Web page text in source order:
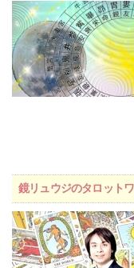
鏡リュウジのタロット